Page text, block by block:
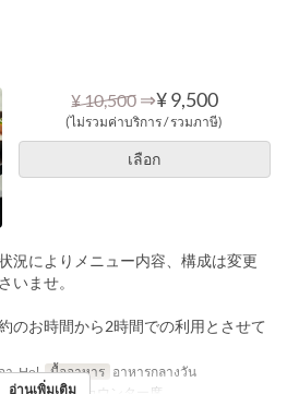
¥ 10,500 ⇒¥ 9,500
(ไม่รวมค่าบริการ / รวมภาษี)
เลือก
況によりメニュー内容、構成は変更
いませ。
のお時間から2時間での利用とさせて
า, Hol มื้ออาหาร อาหารกลางวัน
อ่านเพิ่มเติม